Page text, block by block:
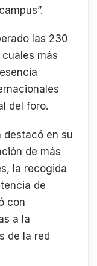
las 230
más
del foro.
destacó en su
de más
la recogida
de
con
a la
de la red